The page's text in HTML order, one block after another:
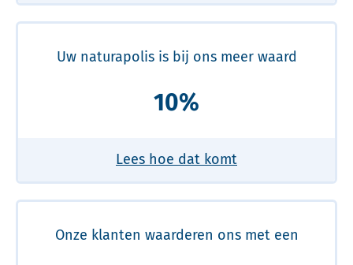
Uw naturapolis is bij ons meer waard
10%
Lees hoe dat komt
Onze klanten waarderen ons met een